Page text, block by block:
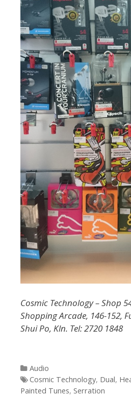
Cosmic Technology – Shop
Shopping Arcade, 146-152,
Shui Po, Kln. Tel: 2720 1848
Categories
Audio
Tags
Cosmic Technology, Dual,
Painted Tunes, Serration